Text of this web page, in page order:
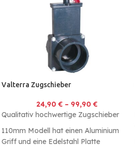
Valterra Zugschieber
24,90 €– 99,90 €
Qualitativ hochwertige Zugschieber
110mm Modell hat einen Aluminium
Griff und eine Edelstahl Platte